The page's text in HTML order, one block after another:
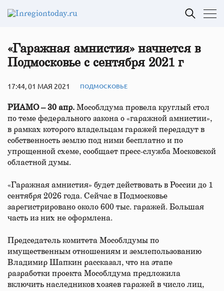
«Гаражная амнистия» начнется в
Подмосковье с сентября 2021 г
17:44, 01 МАЯ 2021 ПОДМОСКОВЬЕ
РИАМО – 30 апр. Мособлдума провела круглый стол
по теме федерального закона о «гаражной амнистии»,
в рамках которого владельцам гаражей передадут в
собственность землю под ними бесплатно и по
упрощенной схеме, сообщает пресс-служба Московской
областной думы.
«Гаражная амнистия» будет действовать в России до 1
сентября 2026 года. Сейчас в Подмосковье
зарегистрировано около 600 тыс. гаражей. Большая
часть из них не оформлена.
Председатель комитета Мособлдумы по
имущественным отношениям и землепользованию
Владимир Шапкин рассказал, что на этапе
разработки проекта Мособлдума предложила
включить наследников хозяев гаражей в число лиц,